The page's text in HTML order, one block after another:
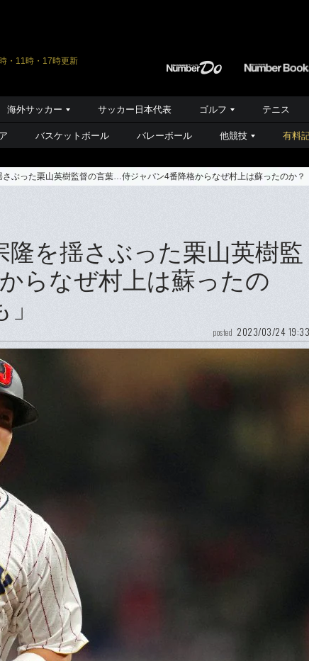
・11時・17時更新
海外サッカー サッカー日本代表 ゴルフ テニス
バスケットボール バレーボール 他競技 有料
さぶった栗山英樹監督の言葉…侍ジャパン4番降格からなぜ村上は蘇ったのか？
隆を揺さぶった栗山英樹監
らなぜ村上は蘇ったの
posted 2023/03/24 19:33